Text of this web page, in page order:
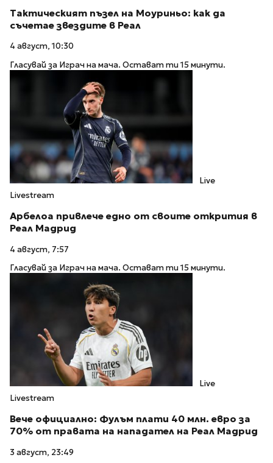
Тактическият пъзел на Моуриньо: как да
съчетае звездите в Реал
4 август, 10:30
Гласувай за Играч на мача. Остават ти 15 минути.
Live
Livestream
Арбелоа привлече едно от своите открития в
Реал Мадрид
4 август, 7:57
Гласувай за Играч на мача. Остават ти 15 минути.
Live
Livestream
Вече официално: Фулъм плати 40 млн. евро за
70% от правата на нападател на Реал Мадрид
3 август, 23:49